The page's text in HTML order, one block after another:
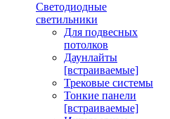
Светодиодные
светильники
Для подвесных
потолков
Даунлайты
[встраиваемые]
Трековые системы
Тонкие панели
[встраиваемые]